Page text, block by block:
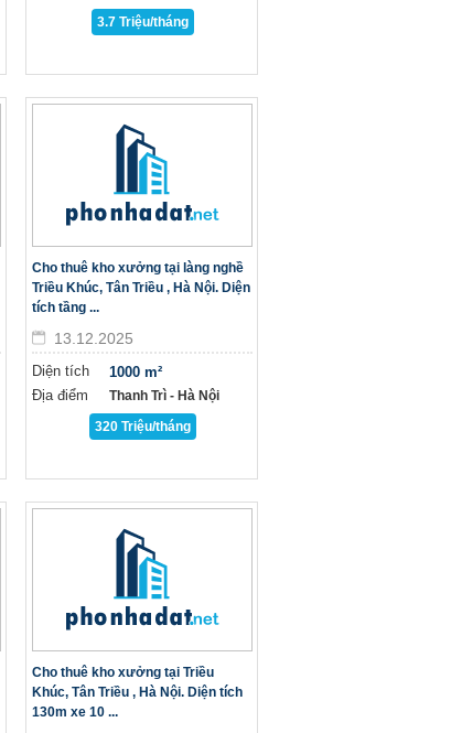
3.7 Triệu/tháng
Cho thuê kho xưởng tại làng nghề
Triều Khúc, Tân Triều , Hà Nội. Diện
tích tầng ...
13.12.2025
Diện tích
Địa điểm
1000 m²
Thanh Trì - Hà Nội
320 Triệu/tháng
Cho thuê kho xưởng tại Triều
Khúc, Tân Triều , Hà Nội. Diện tích
130m xe 10 ...